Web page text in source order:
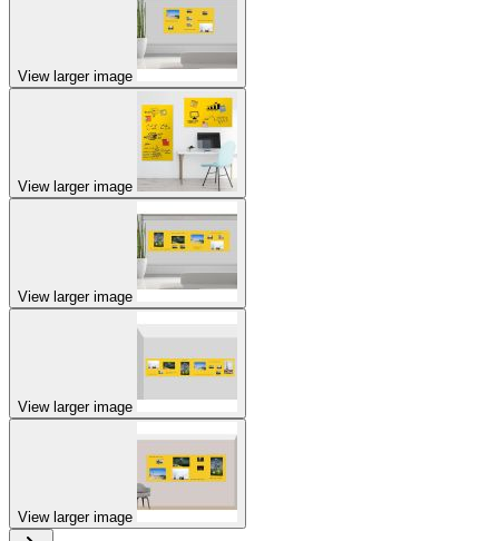
View larger image
View larger image
View larger image
View larger image
View larger image